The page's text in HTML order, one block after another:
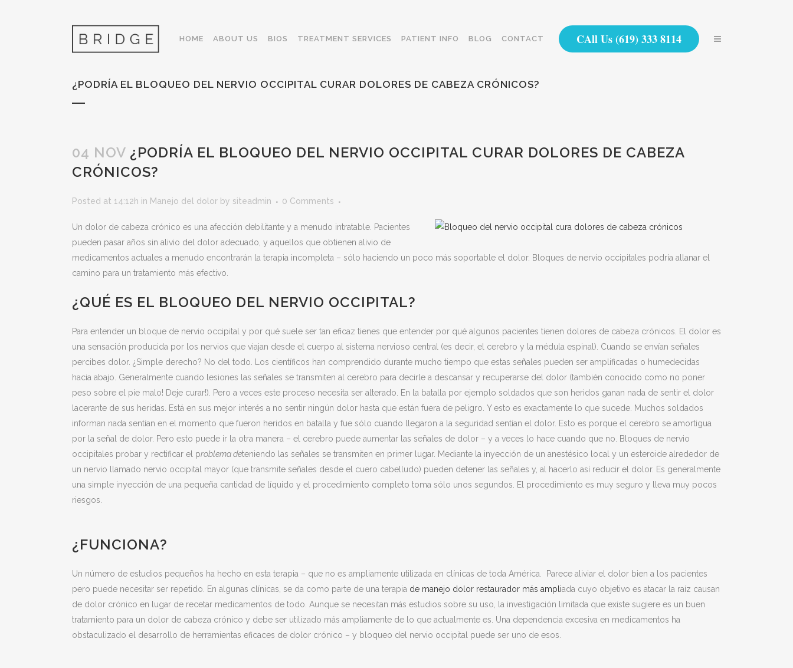
CAll Us (619) 333 8114
HOME ABOUT US BIOS TREATMENT SERVICES PATIENT INFO BLOG CONTACT
¿PODRÍA EL BLOQUEO DEL NERVIO OCCIPITAL CURAR DOLORES DE CABEZA CRÓNICOS?
04 NOV ¿PODRÍA EL BLOQUEO DEL NERVIO OCCIPITAL CURAR DOLORES DE CABEZA
CRÓNICOS?
Posted at 14:12h in Manejo del dolor by siteadmin 0 Comments
Un dolor de cabeza crónico es una afección debilitante y a menudo intratable. Pacientes
pueden pasar años sin alivio del dolor adecuado, y aquellos que obtienen alivio de
medicamentos actuales a menudo encontrarán la terapia incompleta – sólo haciendo un poco más soportable el dolor. Bloques de nervio occipitales podría allanar el
camino para un tratamiento más efectivo.
¿QUÉ ES EL BLOQUEO DEL NERVIO OCCIPITAL?
Para entender un bloque de nervio occipital y por qué suele ser tan eficaz tienes que entender por qué algunos pacientes tienen dolores de cabeza crónicos. El dolor es
una sensación producida por los nervios que viajan desde el cuerpo al sistema nervioso central (es decir, el cerebro y la médula espinal). Cuando se envían señales
percibes dolor. ¿Simple derecho? No del todo. Los científicos han comprendido durante mucho tiempo que estas señales pueden ser amplificadas o humedecidas
hacia abajo. Generalmente cuando lesiones las señales se transmiten al cerebro para decirle a descansar y recuperarse del dolor (también conocido como no poner
peso sobre el pie malo! Deje curar!). Pero a veces este proceso necesita ser alterado. En la batalla por ejemplo soldados que son heridos ganan nada de sentir el dolor
lacerante de sus heridas. Está en sus mejor interés a no sentir ningún dolor hasta que están fuera de peligro. Y esto es exactamente lo que sucede. Muchos soldados
informan nada sentían en el momento que fueron heridos en batalla y fue sólo cuando llegaron a la seguridad sentían el dolor. Esto es porque el cerebro se amortigua
por la señal de dolor. Pero esto puede ir la otra manera – el cerebro puede aumentar las señales de dolor – y a veces lo hace cuando que no. Bloques de nervio
occipitales probar y rectificar el problema deteniendo las señales se transmiten en primer lugar. Mediante la inyección de un anestésico local y un esteroide alrededor de
un nervio llamado nervio occipital mayor (que transmite señales desde el cuero cabelludo) pueden detener las señales y, al hacerlo así reducir el dolor. Es generalmente
una simple inyección de una pequeña cantidad de líquido y el procedimiento completo toma sólo unos segundos. El procedimiento es muy seguro y lleva muy pocos
riesgos.
¿FUNCIONA?
Un número de estudios pequeños ha hecho en esta terapia – que no es ampliamente utilizada en clínicas de toda América. Parece aliviar el dolor bien a los pacientes
pero puede necesitar ser repetido. En algunas clínicas, se da como parte de una terapia de manejo dolor restaurador más ampliada cuyo objetivo es atacar la raíz causan
de dolor crónico en lugar de recetar medicamentos de todo. Aunque se necesitan más estudios sobre su uso, la investigación limitada que existe sugiere es un buen
tratamiento para un dolor de cabeza crónico y debe ser utilizado más ampliamente de lo que actualmente es. Una dependencia excesiva en medicamentos ha
obstaculizado el desarrollo de herramientas eficaces de dolor crónico – y bloqueo del nervio occipital puede ser uno de esos.